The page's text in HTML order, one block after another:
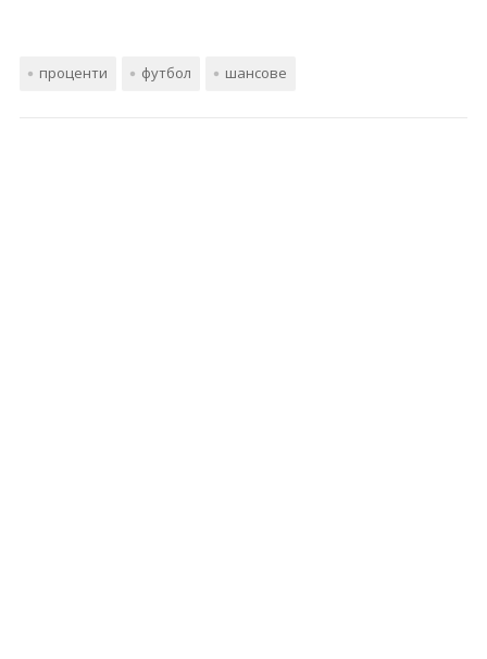
проценти футбол шансове